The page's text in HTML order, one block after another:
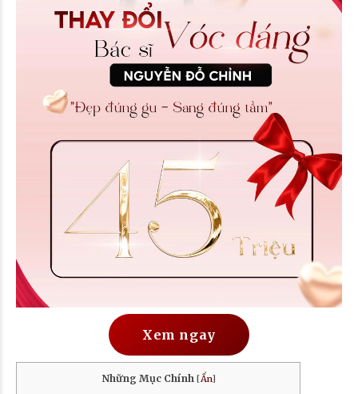
Xem ngay
Những Mục Chính [Ẩn]